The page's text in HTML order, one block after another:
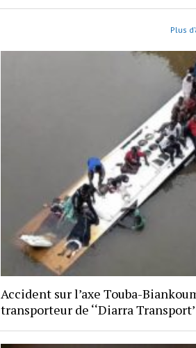
Plus
Accident sur l’axe Touba-
transporteur de ‘‘Diarra